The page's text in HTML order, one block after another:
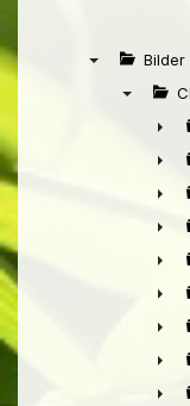
Bilder
►
►
►
►
►
►
►
►